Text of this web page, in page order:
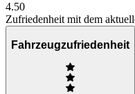
4.50
Zufriedenheit mit dem
Fahrzeugzufriedenheit